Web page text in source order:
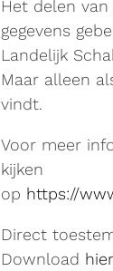
Het delen
gegevens
Landelijk
Maar alleen
vindt.
Voor meer
kijken
op https://
Direct
Download hier